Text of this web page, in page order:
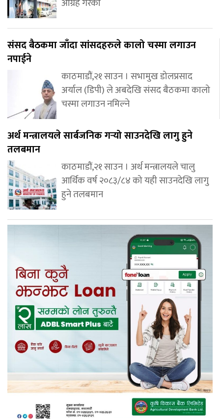
आग्रह गरेको
संसद बैठकमा जाँदा सांसदहरुले कालो चस्मा लगाउन
नपाईने
काठमाडौं,२१ साउन । सभामुख डोलप्रसाद
अर्याल (डिपी) ले अबदेखि संसद बैठकमा कालो
चस्मा लगाउन नमिल्ने
अर्थ मन्त्रालयले सार्बजनिक गर्‍यो साउनदेखि लागु हुने
तलबमान
काठमाडौं,२१ साउन । अर्थ मन्त्रालयले चालु
आर्थिक वर्ष २०८३/८४ को यही साउनदेखि लागु
हुने तलबमान